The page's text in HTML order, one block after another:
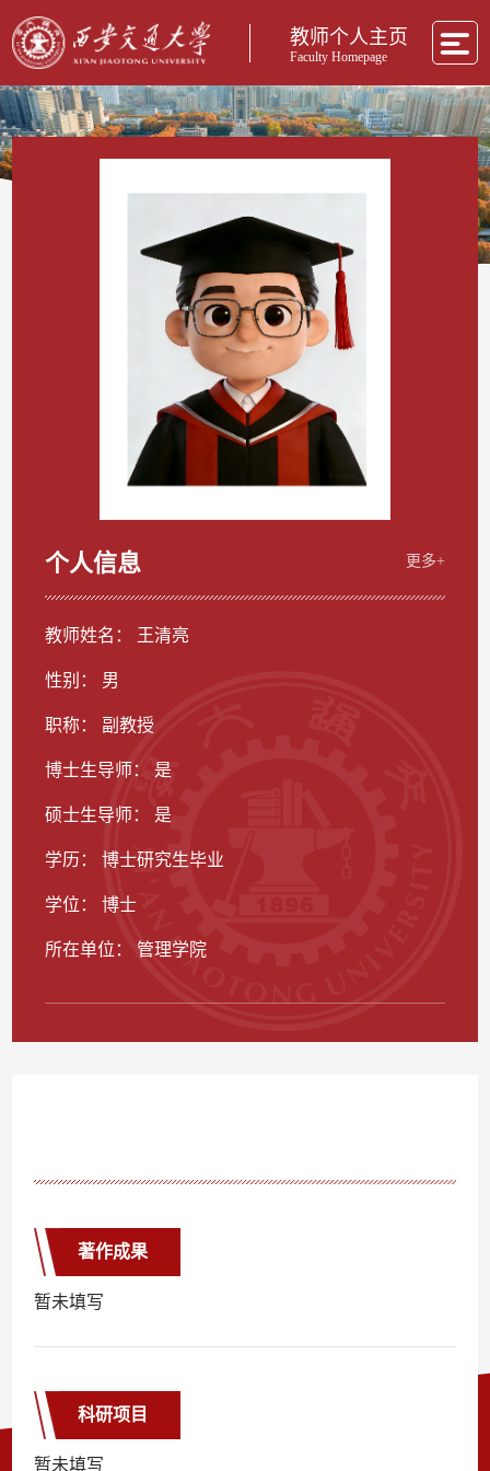
教师个人主页
Faculty Homepage
个人信息 更多+
教师姓名： 王清亮
性别： 男
职称： 副教授
博士生导师： 是
硕士生导师： 是
学历： 博士研究生毕业
学位： 博士
所在单位： 管理学院
著作成果
暂未填写
科研项目
暂未填写